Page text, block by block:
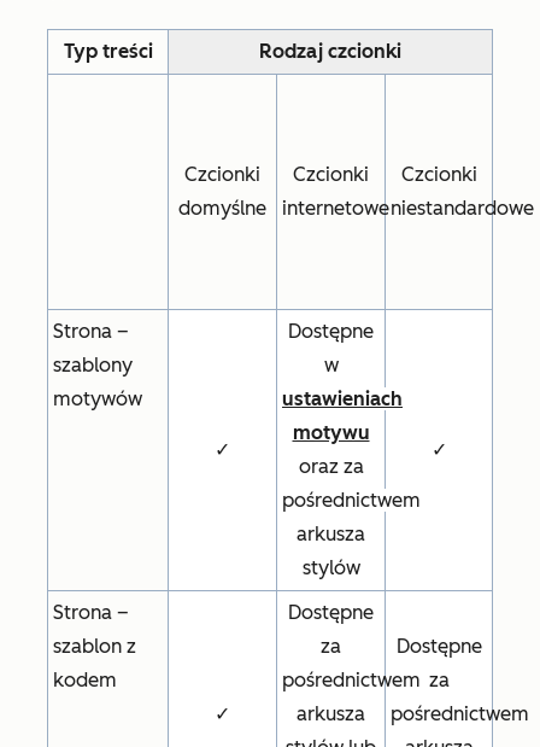
Typ treści Rodzaj czcionki
Czcionki
domyślne
Czcionki
internetowe
Czcionki
niestandardowe
Strona –
szablony
motywów
✓
Dostępne
w
ustawieniach
motywu
oraz za
pośrednictwem
arkusza
stylów
✓
Strona –
szablon z
kodem
✓
Dostępne
za
pośrednictwem
arkusza
Dostępne
za
pośrednictwem